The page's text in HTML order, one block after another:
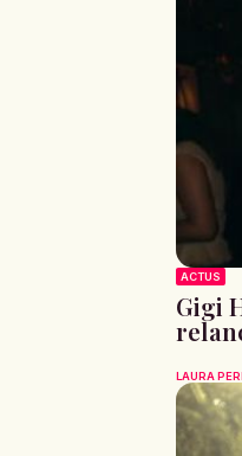
ACTUS
Gigi
LAURA